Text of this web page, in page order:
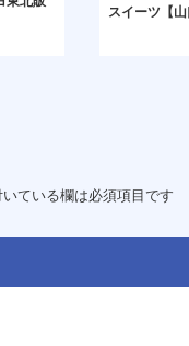
スイーツ【山
いている欄は必須項目です